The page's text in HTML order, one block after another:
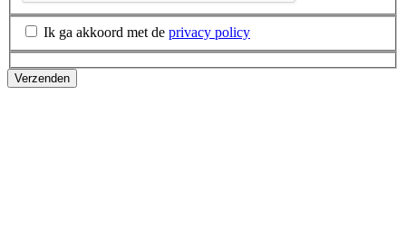
Ik ga akkoord met de privacy policy